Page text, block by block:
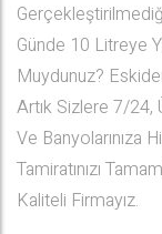
Günde 10 Litreye
Muydunuz?
Artık Sizlere 7/24,
Ve Banyolarınıza
Tamiratınızı
Kaliteli Firmayız.